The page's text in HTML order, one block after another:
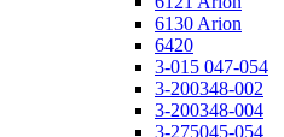
6130 Arion
6420
3-015 047-054
3-200348-002
3-200348-004
3-275045-054